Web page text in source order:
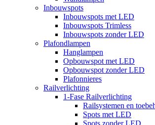
Inbouwspots
Inbouwspots met LED
Inbouwspots Trimless
Inbouwspots zonder LED
Plafondlampen
Hanglampen
Opbouwspot met LED
Opbouwspot zonder LED
Plafonnieres
Railverlichting
1-Fase Railverlichting
Railsystemen en
Spots met LED
Spots zonder LED